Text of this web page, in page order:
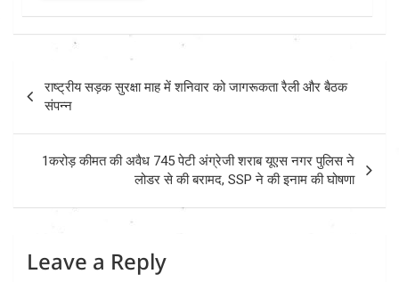
navigation
राष्ट्रीय सड़क सुरक्षा माह में शनिवार को जागरूकता रैली और बैठक
संपन्न
1करोड़ कीमत की अवैध 745 पेटी अंग्रेजी शराब यूएस नगर पुलिस ने
लोडर से की बरामद, SSP ने की इनाम की घोषणा
Leave a Reply